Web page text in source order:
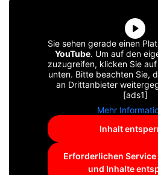
Sie sehen gerade einen
YouTube. Um auf den
zuzugreifen, klicken Sie
unten. Bitte beachten Sie,
an Drittanbieter
[ads1]
Mehr
Inhalt
Erforderlichen
und Inhalte